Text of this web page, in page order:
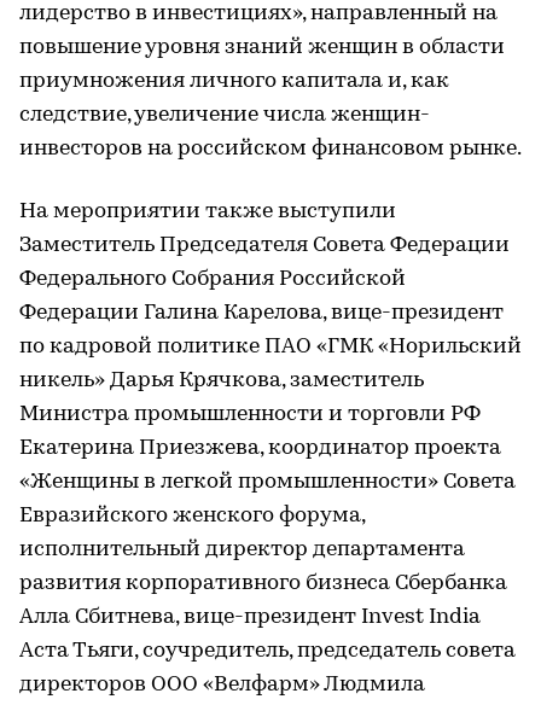
лидерство в инвестициях», направленный на
повышение уровня знаний женщин в области
приумножения личного капитала и, как
следствие, увеличение числа женщин-
инвесторов на российском финансовом рынке.
На мероприятии также выступили
Заместитель Председателя Совета Федерации
Федерального Собрания Российской
Федерации Галина Карелова, вице-президент
по кадровой политике ПАО «ГМК «Норильский
никель» Дарья Крячкова, заместитель
Министра промышленности и торговли РФ
Екатерина Приезжева, координатор проекта
«Женщины в легкой промышленности» Совета
Евразийского женского форума,
исполнительный директор департамента
развития корпоративного бизнеса Сбербанка
Алла Сбитнева, вице-президент Invest India
Аста Тьяги, соучредитель, председатель совета
директоров ООО «Велфарм» Людмила